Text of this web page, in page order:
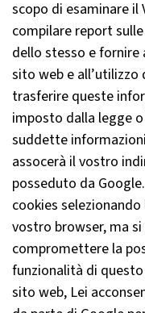
scopo di esaminare
compilare report
dello stesso e
sito web e all’utilizzo
trasferire queste
imposto dalla legge
suddette
assocerà il vostro
posseduto da
cookies
vostro browser, ma
compromettere la
funzionalità di
sito web, Lei